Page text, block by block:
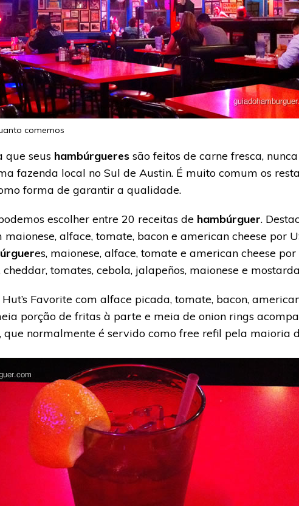
comemos
que seus hambúrgueres são feitos de carne fresca,
fazenda local no Sul de Austin. É muito comum os
forma de garantir a qualidade.
escolher entre 20 receitas de hambúrguer.
maionese, alface, tomate, bacon e american cheese por
es, maionese, alface, tomate e american cheese
tomates, cebola, jalapeños, maionese e
Favorite com alface picada, tomate, bacon,
porção de fritas à parte e meia de onion rings
que normalmente é servido como free refil pela maioria